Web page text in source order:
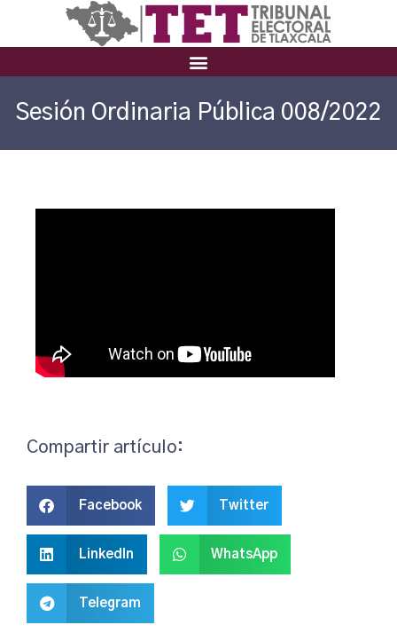
Sesión Ordinaria Pública 008/2022
Compartir artículo:
Facebook Twitter
LinkedIn WhatsApp
Telegram